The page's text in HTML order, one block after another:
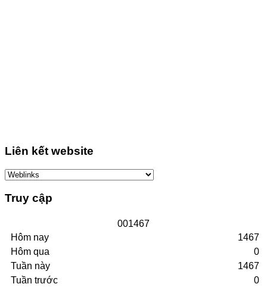
Liên kết website
Truy cập
001467
Hôm nay
Hôm qua
Tuần này
Tuần trước
1467
0
1467
0